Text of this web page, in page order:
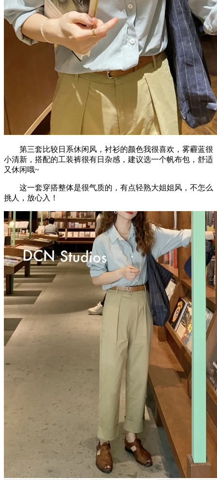
第三套比较日系休闲风，衬衫的颜色我很喜欢，雾霾蓝很
小清新，搭配的工装裤很有日杂感，建议选一个帆布包，舒适
又休闲哦~
这一套穿搭整体是很气质的，有点轻熟大姐姐风，不怎么
挑人，放心入！